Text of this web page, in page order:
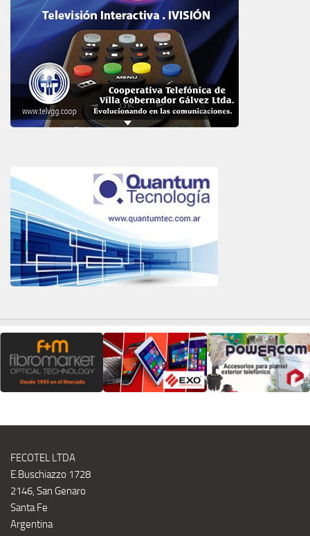
FECOTEL LTDA
E.Buschiazzo 1728
2146, San Genaro
Santa Fe
Argentina